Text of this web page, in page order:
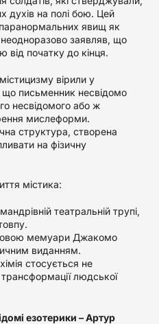
духів на полі бою. Цей
явищ як
заявляв, що
від початку до кінця.
вірили у
письменник несвідомо
несвідомого або ж
мислеформи.
структура, створена
на фізичну
містика:
театральній трупі,
мемуари Джакомо
виданням.
стосується не
людської
езотерики – Артур